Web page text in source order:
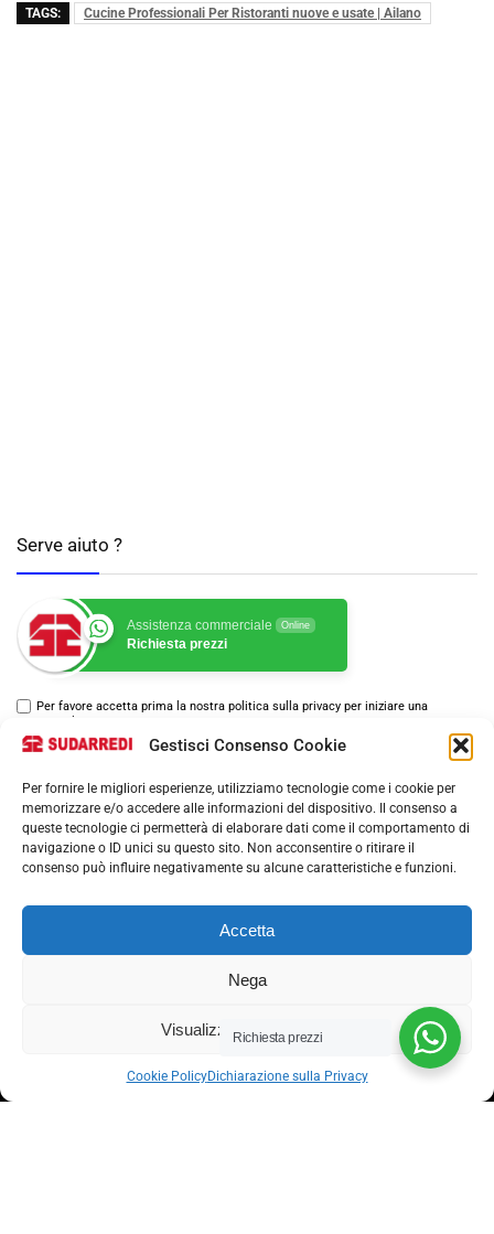
Gestisci Consenso Cookie
Per fornire le migliori esperienze, utilizziamo tecnologie come i cookie per
memorizzare e/o accedere alle informazioni del dispositivo. Il consenso a
queste tecnologie ci permetterà di elaborare dati come il comportamento di
navigazione o ID unici su questo sito. Non acconsentire o ritirare il
consenso può influire negativamente su alcune caratteristiche e funzioni.
Accetta
Nega
Visualizza le preferenze
Cookie PolicyDichiarazione sulla Privacy
TAGS: Cucine Professionali Per Ristoranti nuove e usate | Ailano
Serve aiuto ?
Assistenza commerciale Online
Richiesta prezzi
Per favore accetta prima la nostra politica sulla privacy per iniziare una
conversazione.
Via nazionale 357, Nocera Superiore 84015​
Richiesta prezzi